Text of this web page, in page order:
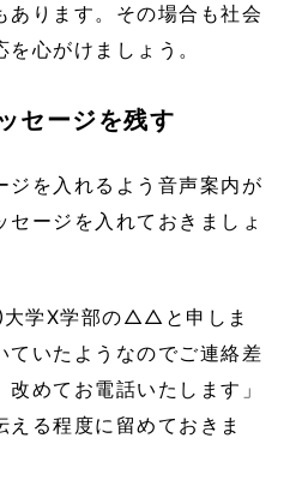
あります。その場合も社会
心がけましょう。
セージを残す
ジを入れるよう音声案内が
ージを入れておきましょ
学X学部の△△と申しま
ていたようなのでご連絡差
めてお電話いたします」
る程度に留めておきま